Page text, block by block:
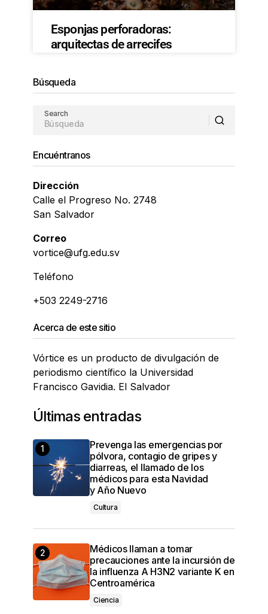
Esponjas perforadoras:
arquitectas de arrecifes
Búsqueda
Search
Encuéntranos
Dirección
Calle el Progreso No. 2748
San Salvador
Correo
vortice@ufg.edu.sv
Teléfono
+503 2249-2716
Acerca de este sitio
Vórtice es un producto de divulgación de
periodismo científico la Universidad
Francisco Gavidia. El Salvador
Últimas entradas
Prevenga las emergencias por
pólvora, contagio de gripes y
diarreas, el llamado de los
médicos para esta Navidad
y Año Nuevo
Cultura
Médicos llaman a tomar
precauciones ante la incursión de
la influenza A H3N2 variante K en
Centroamérica
Ciencia